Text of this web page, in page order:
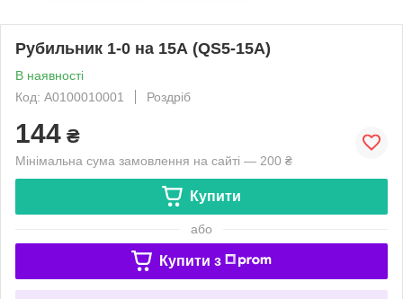
Рубильник 1-0 на 15А (QS5-15A)
В наявності
Код: A0100010001
Роздріб
144 ₴
Мінімальна сума замовлення на сайті — 200 ₴
Купити
або
Купити з